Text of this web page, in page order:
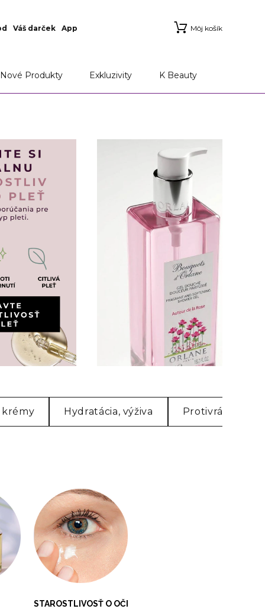
Váš darček App Môj košík
Nové Produkty Exkluzivity K Beauty
krémy Hydratácia, výživa Protivrásková a
STAROSTLIVOSŤ O OČI